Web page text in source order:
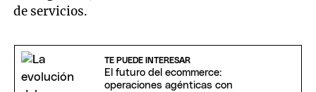
de servicios.
TE PUEDE INTERESAR
El futuro del ecommerce:
operaciones agénticas con